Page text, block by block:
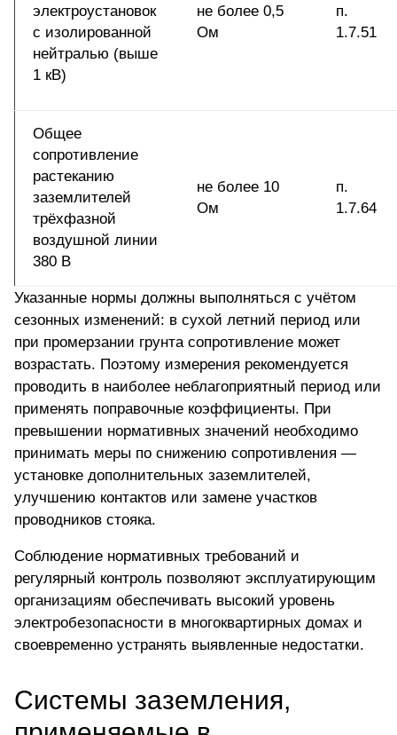
электроустановок
с изолированной
нейтралью (выше
1 кВ)
не более 0,5
Ом
п.
1.7.51
Общее
сопротивление
растеканию
заземлителей
трёхфазной
воздушной линии
380 В
не более 10
Ом
п.
1.7.64
Указанные нормы должны выполняться с учётом
сезонных изменений: в сухой летний период или
при промерзании грунта сопротивление может
возрастать. Поэтому измерения рекомендуется
проводить в наиболее неблагоприятный период или
применять поправочные коэффициенты. При
превышении нормативных значений необходимо
принимать меры по снижению сопротивления —
установке дополнительных заземлителей,
улучшению контактов или замене участков
проводников стояка.
Соблюдение нормативных требований и
регулярный контроль позволяют эксплуатирующим
организациям обеспечивать высокий уровень
электробезопасности в многоквартирных домах и
своевременно устранять выявленные недостатки.
Системы заземления,